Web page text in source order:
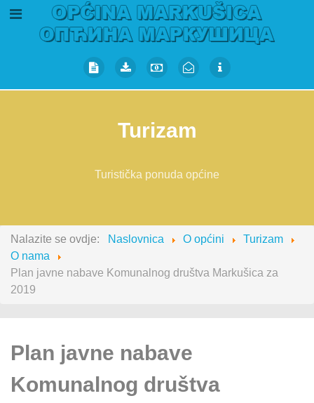
Turizam
Turistička ponuda općine
Nalazite se ovdje: Naslovnica O općini
Turizam
O nama
Plan javne nabave Komunalnog društva Markušica za
2019
Plan javne nabave
Komunalnog društva